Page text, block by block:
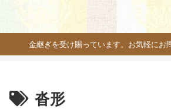
金継ぎを受け賜っています。お気軽にお
沓形